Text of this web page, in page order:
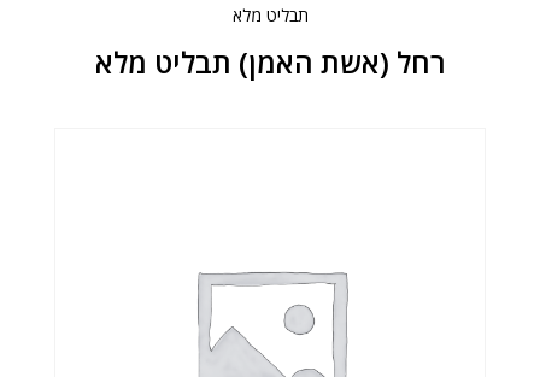
תבליט מלא
רחל (אשת האמן) תבליט מלא